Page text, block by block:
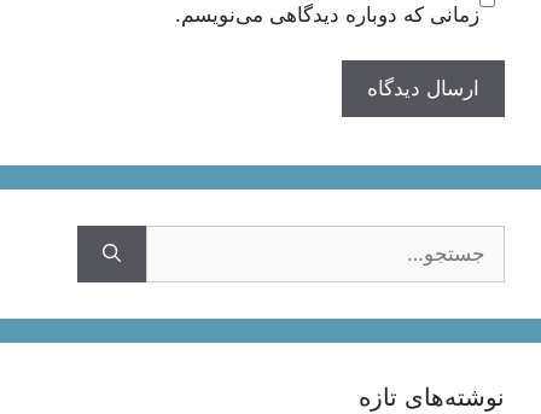
زمانی که دوباره دیدگاهی می‌نویسم.
نوشته‌های تازه